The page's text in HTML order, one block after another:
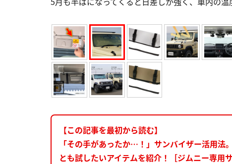
【この記事を最初から読む】
「その手があったか…！」サンバイザー活用
とも試したいアイテムを紹介！［ジムニー専用